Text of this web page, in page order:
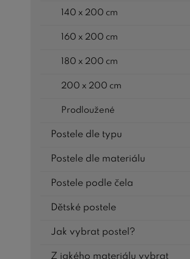
140 x 200 cm
160 x 200 cm
180 x 200 cm
200 x 200 cm
Prodloužené
Postele dle typu
Postele dle materiálu
Postele podle čela
Dětské postele
Jak vybrat postel?
Z jakého materiálu vybrat